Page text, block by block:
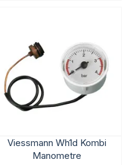
Viessmann Wh1d Kombi
Manometre